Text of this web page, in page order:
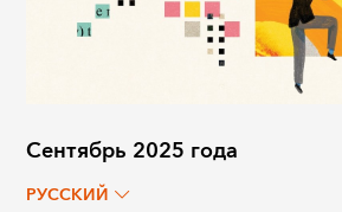
Сентябрь 2025 года
РУССКИЙ